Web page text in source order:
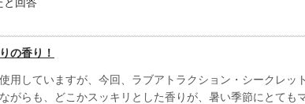
と回答
の香り！
用していますが、今回、ラブアトラクション・シークレッ
がらも、どこかスッキリとした香りが、暑い季節にとても